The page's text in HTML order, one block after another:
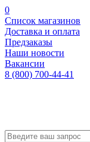
0
Список магазинов
Доставка и оплата
Предзаказы
Наши новости
Вакансии
8 (800) 700-44-41